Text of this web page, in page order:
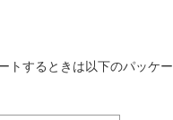
トするときは以下のパッケー